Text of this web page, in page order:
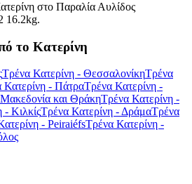
στο Παραλία Αυλίδος
16.2kg.
το Κατερίνη
Τρένα Κατερίνη - ΘεσσαλονίκηΤρένα
Κατερίνη - ΠάτραΤρένα Κατερίνη -
και ΘράκηΤρένα Κατερίνη -
- ΚιλκίςΤρένα Κατερίνη - ΔράμαΤρένα
- PeiraiéfsΤρένα Κατερίνη -